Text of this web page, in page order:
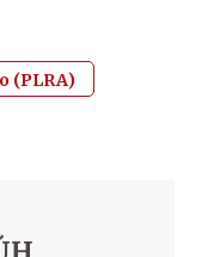
(PLRA)